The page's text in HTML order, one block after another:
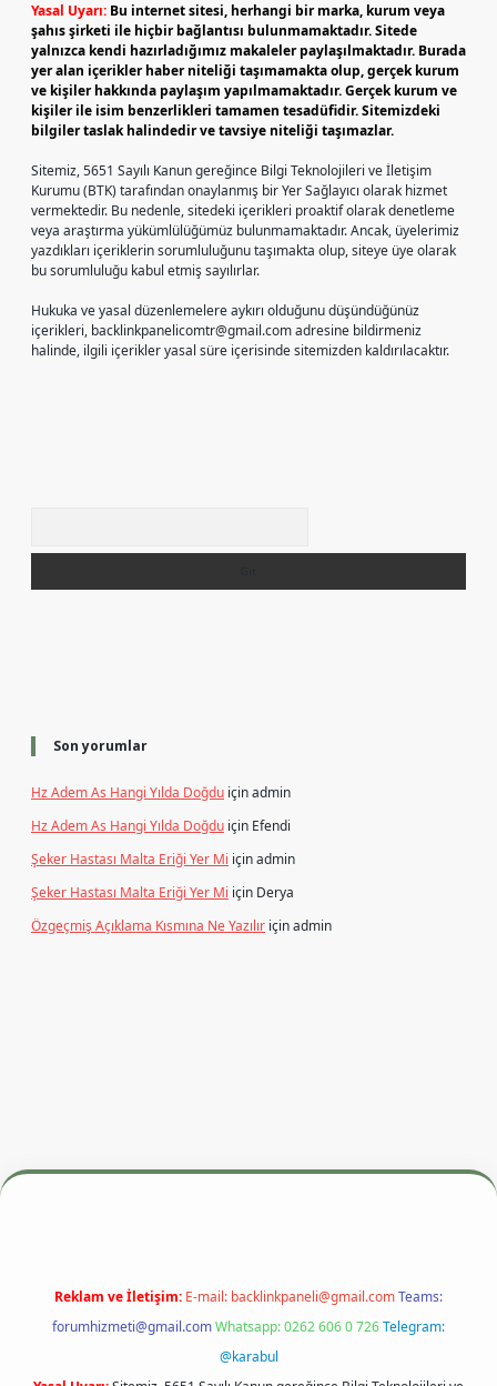
Yasal Uyarı: Bu internet sitesi, herhangi bir marka, kurum veya
şahıs şirketi ile hiçbir bağlantısı bulunmamaktadır. Sitede
yalnızca kendi hazırladığımız makaleler paylaşılmaktadır. Burada
yer alan içerikler haber niteliği taşımamakta olup, gerçek kurum
ve kişiler hakkında paylaşım yapılmamaktadır. Gerçek kurum ve
kişiler ile isim benzerlikleri tamamen tesadüfidir. Sitemizdeki
bilgiler taslak halindedir ve tavsiye niteliği taşımazlar.
Sitemiz, 5651 Sayılı Kanun gereğince Bilgi Teknolojileri ve İletişim
Kurumu (BTK) tarafından onaylanmış bir Yer Sağlayıcı olarak hizmet
vermektedir. Bu nedenle, sitedeki içerikleri proaktif olarak denetleme
veya araştırma yükümlülüğümüz bulunmamaktadır. Ancak, üyelerimiz
yazdıkları içeriklerin sorumluluğunu taşımakta olup, siteye üye olarak
bu sorumluluğu kabul etmiş sayılırlar.
Hukuka ve yasal düzenlemelere aykırı olduğunu düşündüğünüz
içerikleri, backlinkpanelicomtr@gmail.comadresine bildirmeniz
halinde, ilgili içerikler yasal süre içerisinde sitemizden kaldırılacaktır.
Son yorumlar
Hz Adem As Hangi Yılda Doğdu içinadmin
Hz Adem As Hangi Yılda Doğdu için Efendi
Şeker Hastası Malta Eriği Yer Mi içinadmin
Şeker Hastası Malta Eriği Yer Mi için Derya
Özgeçmiş Açıklama Kısmına Ne Yazılır içinadmin
betexper.xyzm elexbet
Reklam ve İletişim: E-mail: backlinkpaneli@gmail.comTeams:
forumhizmeti@gmail.comWhatsapp: 0262 606 0 726Telegram:
@karabul